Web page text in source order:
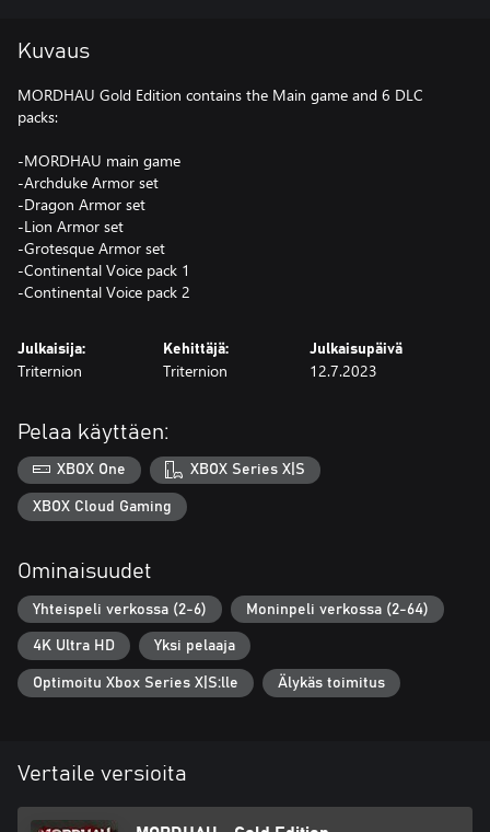
Kuvaus
MORDHAU Gold Edition contains the Main game and 6 DLC
packs:
-MORDHAU main game
-Archduke Armor set
-Dragon Armor set
-Lion Armor set
-Grotesque Armor set
-Continental Voice pack 1
-Continental Voice pack 2
Julkaisija:
Triternion
Kehittäjä:
Triternion
Julkaisupäivä
12.7.2023
Pelaa käyttäen:
XBOX One XBOX Series X|S
XBOX Cloud Gaming
Ominaisuudet
Yhteispeli verkossa (2-6) Moninpeli verkossa (2-64)
4K Ultra HD Yksi pelaaja
Optimoitu Xbox Series X|S:lle Älykäs toimitus
Vertaile versioita